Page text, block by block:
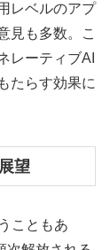
レベルのアプ
見も多数。こ
レーティブAI
たらす効果に
望
こともあ